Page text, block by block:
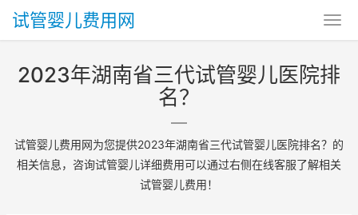
试管婴儿费用网
2023年湖南省三代试管婴儿医院排
名？
试管婴儿费用网为您提供2023年湖南省三代试管婴儿医院排名？的
相关信息，咨询试管婴儿详细费用可以通过右侧在线客服了解相关
试管婴儿费用！